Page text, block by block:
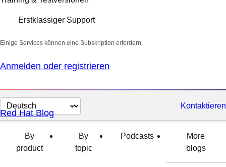
Erstklassiger Support
Einige Services können eine Subskription erfordern.
Anmelden oder registrieren
Sprache
auswählen
Kontaktieren
Red Hat Blog
By
product
By
topic
Podcasts
More
blogs